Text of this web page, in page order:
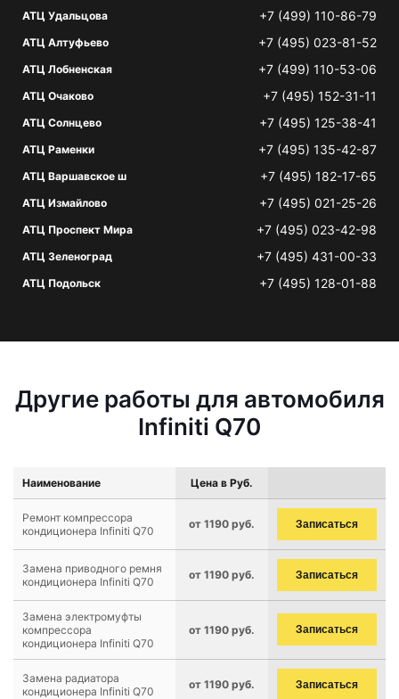
АТЦ Удальцова +7 (499) 110-86-79
АТЦ Алтуфьево +7 (495) 023-81-52
АТЦ Лобненская +7 (499) 110-53-06
АТЦ Очаково +7 (495) 152-31-11
АТЦ Солнцево +7 (495) 125-38-41
АТЦ Раменки +7 (495) 135-42-87
АТЦ Варшавское ш +7 (495) 182-17-65
АТЦ Измайлово +7 (495) 021-25-26
АТЦ Проспект Мира +7 (495) 023-42-98
АТЦ Зеленоград +7 (495) 431-00-33
АТЦ Подольск +7 (495) 128-01-88
Другие работы для автомобиля
Infiniti Q70
Наименование Цена в Руб.
Ремонт компрессора
кондиционера Infiniti Q70
от 1190 руб. Записаться
Замена приводного ремня
кондиционера Infiniti Q70
от 1190 руб. Записаться
Замена электромуфты
компрессора
кондиционера Infiniti Q70
от 1190 руб. Записаться
Замена радиатора
кондиционера Infiniti Q70
от 1190 руб. Записаться